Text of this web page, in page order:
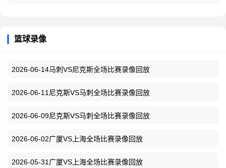
篮球录像
2026-06-14马刺VS尼克斯全场比赛录像回放
2026-06-11尼克斯VS马刺全场比赛录像回放
2026-06-09尼克斯VS马刺全场比赛录像回放
2026-06-02广厦VS上海全场比赛录像回放
2026-05-31广厦VS上海全场比赛录像回放